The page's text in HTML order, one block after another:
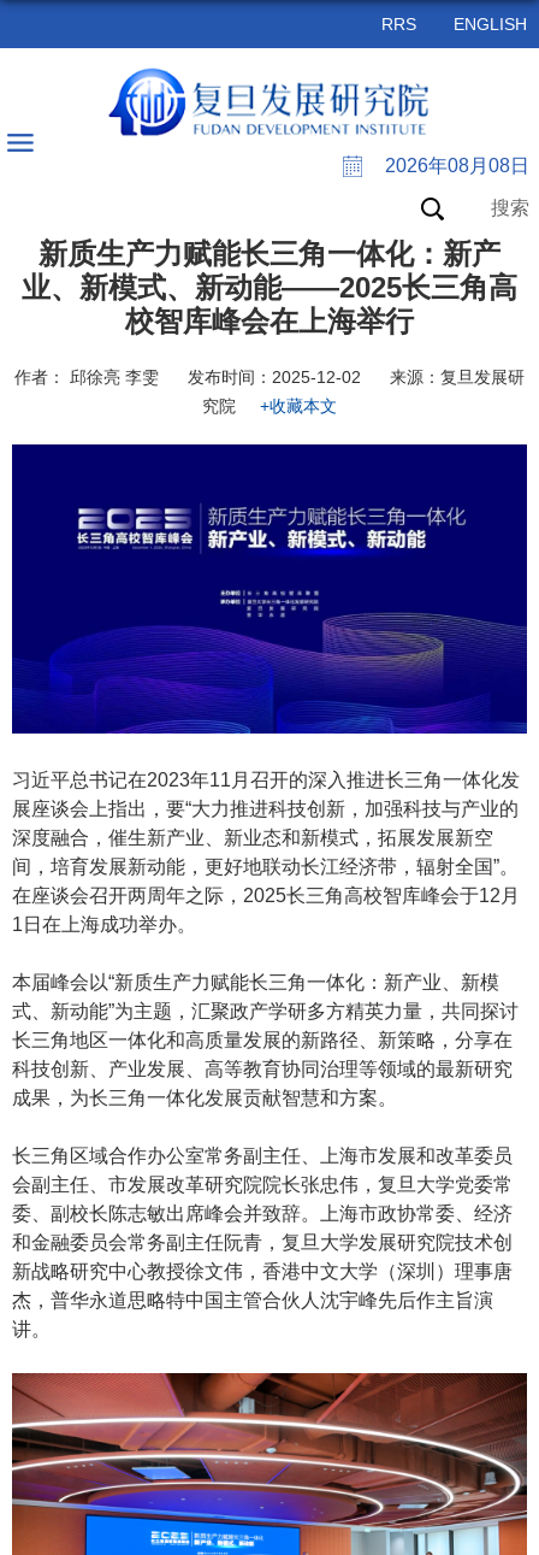
RRS ENGLISH
2026年08月08日
搜索
新质生产力赋能长三角一体化：新产
业、新模式、新动能——2025长三角高
校智库峰会在上海举行
作者： 邱徐亮 李雯 发布时间：2025-12-02
来源：复旦发展研
究院
+收藏本文
习近平总书记在2023年11月召开的深入推进长三角一体化发
展座谈会上指出，要“大力推进科技创新，加强科技与产业的
深度融合，催生新产业、新业态和新模式，拓展发展新空
间，培育发展新动能，更好地联动长江经济带，辐射全国”。
在座谈会召开两周年之际，2025长三角高校智库峰会于12月
1日在上海成功举办。
本届峰会以“新质生产力赋能长三角一体化：新产业、新模
式、新动能”为主题，汇聚政产学研多方精英力量，共同探讨
长三角地区一体化和高质量发展的新路径、新策略，分享在
科技创新、产业发展、高等教育协同治理等领域的最新研究
成果，为长三角一体化发展贡献智慧和方案。
长三角区域合作办公室常务副主任、上海市发展和改革委员
会副主任、市发展改革研究院院长张忠伟，复旦大学党委常
委、副校长陈志敏出席峰会并致辞。上海市政协常委、经济
和金融委员会常务副主任阮青，复旦大学发展研究院技术创
新战略研究中心教授徐文伟，香港中文大学（深圳）理事唐
杰，普华永道思略特中国主管合伙人沈宇峰先后作主旨演
讲。